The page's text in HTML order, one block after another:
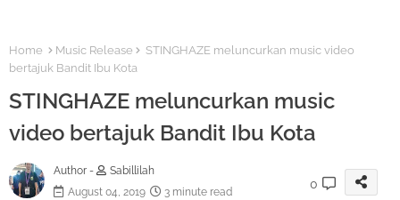
Home Music Release
STINGHAZE meluncurkan music video
bertajuk Bandit Ibu Kota
STINGHAZE meluncurkan music
video bertajuk Bandit Ibu Kota
Author -
Sabillilah
August 04, 2019
3 minute read
0